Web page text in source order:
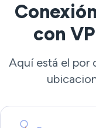
con
Aquí está el por